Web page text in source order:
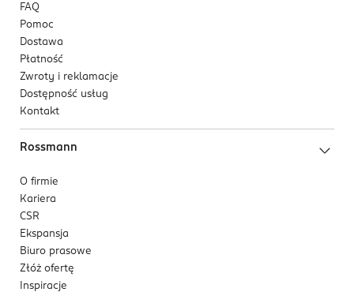
FAQ
Pomoc
Dostawa
Płatność
Zwroty i reklamacje
Dostępność usług
Kontakt
Rossmann
O firmie
Kariera
CSR
Ekspansja
Biuro prasowe
Złóż ofertę
Inspiracje